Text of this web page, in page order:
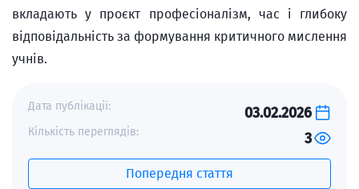
вкладають у проєкт професіоналізм, час і глибоку
відповідальність за формування критичного мислення
учнів.
Дата публікації: 03.02.2026
Кількість переглядів: 3
Попередня стаття